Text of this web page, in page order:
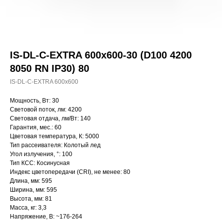
IS-DL-C-EXTRA 600x600-30 (D100 4200
8050 RN IP30) 80
IS-DL-C-EXTRA 600x600
Мощность, Вт: 30
Световой поток, лм: 4200
Световая отдача, лм/Вт: 140
Гарантия, мес.: 60
Цветовая температура, К: 5000
Тип рассеивателя: Колотый лед
Угол излучения, °: 100
Тип КСС: Косинусная
Индекс цветопередачи (CRI), не менее: 80
Длина, мм: 595
Ширина, мм: 595
Высота, мм: 81
Масса, кг: 3,3
Напряжение, В: ~176-264